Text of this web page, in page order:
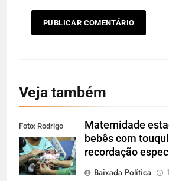
Veja também
Foto: Rodrigo
Gorosito
Maternidade
bebês com
recordação
Baixada Política